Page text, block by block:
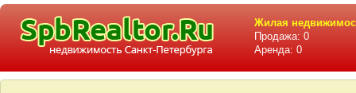
Жилая
Продажа: 0
Аренда: 0